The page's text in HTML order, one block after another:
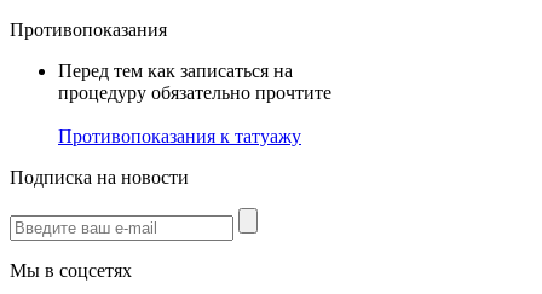
Противопоказания
Перед тем как записаться на
процедуру обязательно прочтите
Противопоказания к татуажу
Подписка на новости
Мы в соцсетях